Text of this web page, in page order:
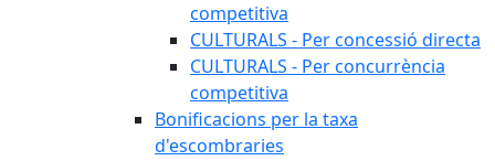
competitiva
CULTURALS - Per concessió directa
CULTURALS - Per concurrència
competitiva
Bonificacions per la taxa
d'escombraries